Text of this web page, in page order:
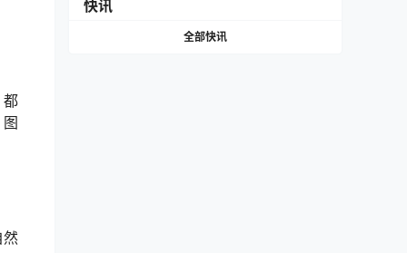
都
然
快讯
全部快讯